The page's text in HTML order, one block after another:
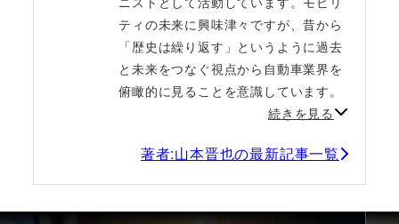
ティの未来に興味津々ですが、昔から
「歴史は繰り返す」というように過去
と未来をつなぐ視点から自動車業界を
俯瞰的に見ることを意識しています。
続きを見る
著者:山本晋也の最新記事一覧